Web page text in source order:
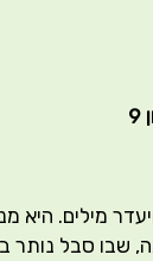
מילים. היא
שבו סבל נותר